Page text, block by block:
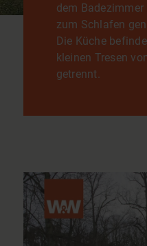
dem
zum Schlafen
Die Küche
kleinen Tresen
getrennt.